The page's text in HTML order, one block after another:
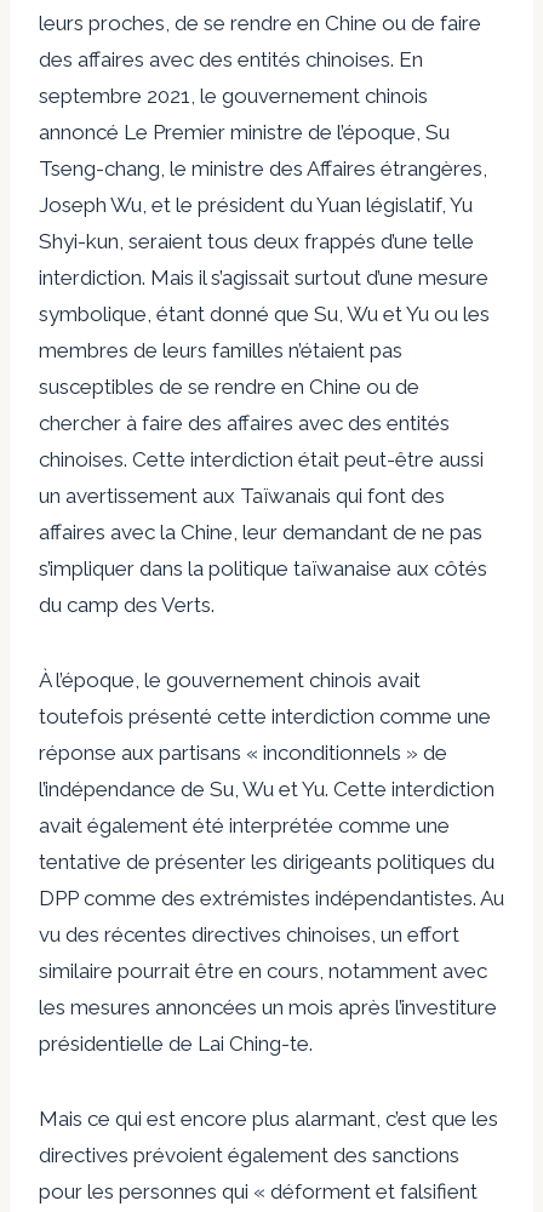
leurs proches, de se rendre en Chine ou de faire
des affaires avec des entités chinoises. En
septembre 2021, le gouvernement chinois
annoncé Le Premier ministre de l’époque, Su
Tseng-chang, le ministre des Affaires étrangères,
Joseph Wu, et le président du Yuan législatif, Yu
Shyi-kun, seraient tous deux frappés d’une telle
interdiction. Mais il s’agissait surtout d’une mesure
symbolique, étant donné que Su, Wu et Yu ou les
membres de leurs familles n’étaient pas
susceptibles de se rendre en Chine ou de
chercher à faire des affaires avec des entités
chinoises. Cette interdiction était peut-être aussi
un avertissement aux Taïwanais qui font des
affaires avec la Chine, leur demandant de ne pas
s’impliquer dans la politique taïwanaise aux côtés
du camp des Verts.
À l’époque, le gouvernement chinois avait
toutefois présenté cette interdiction comme une
réponse aux partisans « inconditionnels » de
l’indépendance de Su, Wu et Yu. Cette interdiction
avait également été interprétée comme une
tentative de présenter les dirigeants politiques du
DPP comme des extrémistes indépendantistes. Au
vu des récentes directives chinoises, un effort
similaire pourrait être en cours, notamment avec
les mesures annoncées un mois après l’investiture
présidentielle de Lai Ching-te.
Mais ce qui est encore plus alarmant, c’est que les
directives prévoient également des sanctions
pour les personnes qui « déforment et falsifient